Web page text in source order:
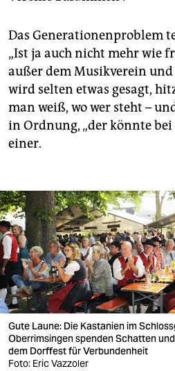
Das Generationenproblem
„Ist ja auch nicht mehr wie
außer dem Musikverein
wird selten etwas gesagt,
man weiß, wo wer steht –
in Ordnung, „der könnte bei
einer.
Gute Laune: Die Kastanien im
Oberrimsingen spenden Schatten
dem Dorffest für Verbundenheit
Foto: Eric Vazzoler